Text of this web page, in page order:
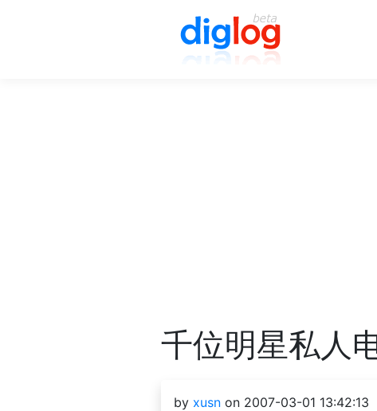
千位明星私人
by xusn on 2007-03-01 13:42:13